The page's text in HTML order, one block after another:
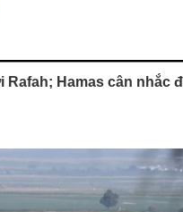
Rafah; Hamas cân nhắc